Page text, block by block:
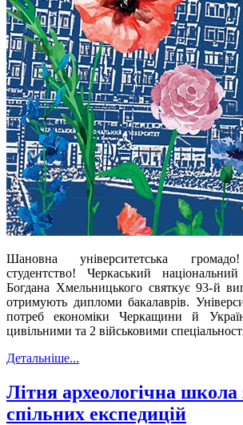
Шановна університетська
студентство! Черкаський національний
Богдана Хмельницького святкує 93-й
отримують дипломи бакалаврів.
потреб економіки Черкащини й
цивільними та 2 військовими
Детальніше...
Літня археологічна
спільних експедицій